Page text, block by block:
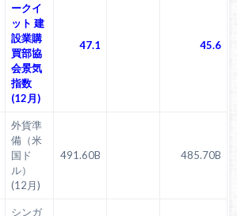
ークイ
ット 建
設業購
買部協
会景気
指数
(12月)
47.1 45.6
外貨準
備（米
国ド
ル）
(12月)
491.60B 485.70B
シンガ